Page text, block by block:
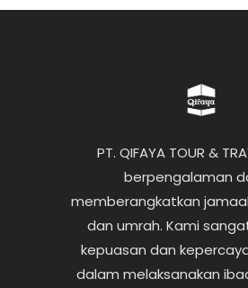
PT. QIFAYA TOUR &
berpengalaman
memberangkatkan
dan umrah. Kami
kepuasan dan
dalam melaksanakan